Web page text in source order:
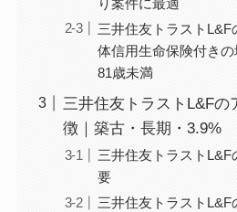
三井住友トラスト
体信用生命保険付きの
81歳未満
三井住友トラストL&Fの
徴｜築古・長期・3.9%
三井住友トラスト
要
三井住友トラスト